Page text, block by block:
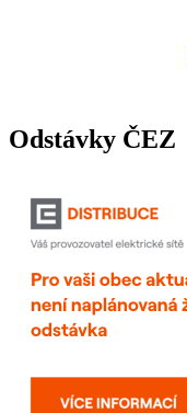
Odstávky ČEZ